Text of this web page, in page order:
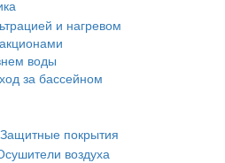
и нагревом
воды
за бассейном
Защитные покрытия
воздуха